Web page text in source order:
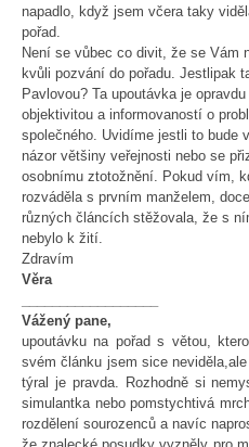
napadlo, když jsem včera taky
pořad.
Není se vůbec co divit, že se Vám
kvůli pozvání do pořadu. Jestlipak
Pavlovou? Ta upoutávka je
objektivitou a informovaností o
společného. Uvidíme jestli to bude
názor většiny veřejnosti nebo se
osobnímu ztotožnění. Pokud vím,
rozváděla s prvním manželem,
různých článcích stěžovala, že s
nebylo k žití.
Zdravím
Věra
Vážený pane,
upoutávku na pořad s větou,
svém článku jsem sice
týral je pravda. Rozhodně si
simulantka nebo pomstychtivá
rozdělení sourozenců a navíc